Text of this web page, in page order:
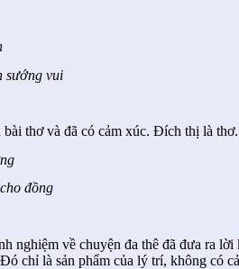
sướng vui
thơ và đã có cảm xúc. Đích thị là thơ.
đồng
nghiệm về chuyện đa thê đã đưa ra
chỉ là sản phẩm của lý trí, không có